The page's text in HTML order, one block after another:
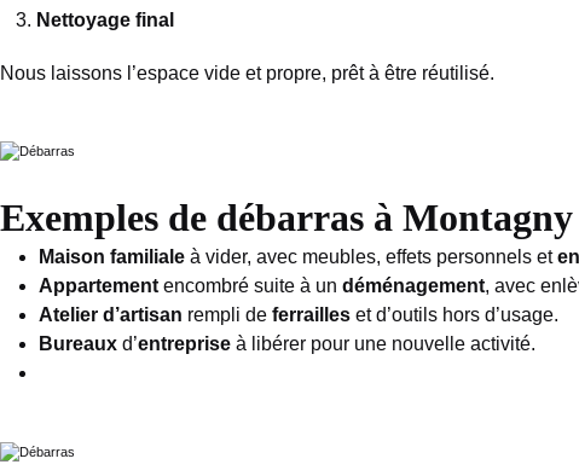
Nettoyage final
Nous laissons l’espace vide et propre, prêt à être réutilisé.
Exemples de débarras à
Maison familiale à vider, avec meubles, effets personnels et
Appartement encombré suite à un déménagement, avec
Atelier d’artisan rempli de ferrailles et d’outils hors d’usage.
Bureaux d’entreprise à libérer pour une nouvelle activité.